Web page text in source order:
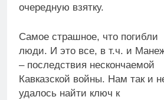
очередную взятку.
Самое страшное, что погибли
люди. И это все, в т.ч. и
– последствия нескончаемой
Кавказской войны. Нам так и
удалось найти ключ к